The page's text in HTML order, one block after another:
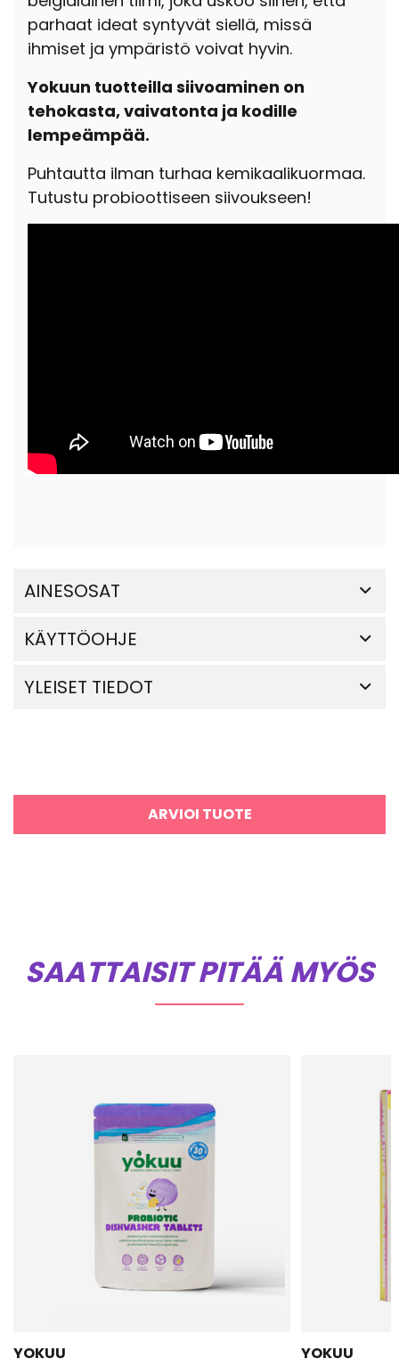
parhaat ideat syntyvät siellä, missä
ihmiset ja ympäristö voivat hyvin.
Yokuun tuotteilla siivoaminen on
tehokasta, vaivatonta ja kodille
lempeämpää.
Puhtautta ilman turhaa kemikaalikuormaa.
Tutustu probioottiseen siivoukseen!
AINESOSAT
KÄYTTÖOHJE
YLEISET TIEDOT
ARVIOI TUOTE
SAATTAISIT PITÄÄ MYÖS
YOKUU YOKUU